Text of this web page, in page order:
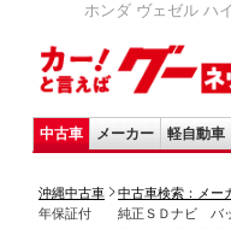
ホンダ ヴェゼル
中古車 メーカー 軽自動車
沖縄中古車 中古車検索：メー
年保証付 純正ＳＤナビ バ